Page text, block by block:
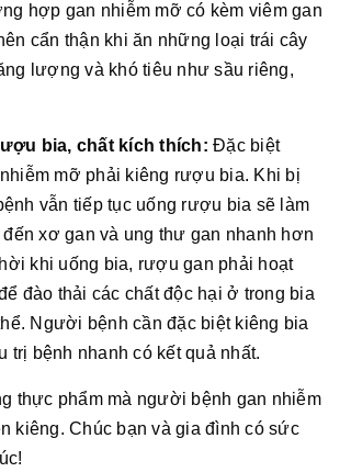
hợp gan nhiễm mỡ có kèm viêm gan
cẩn thận khi ăn những loại trái cây
lượng và khó tiêu như sầu riêng,
bia, chất kích thích: Đặc biệt
mỡ phải kiêng rượu bia. Khi bị
vẫn tiếp tục uống rượu bia sẽ làm
xơ gan và ung thư gan nhanh hơn
khi uống bia, rượu gan phải hoạt
đào thải các chất độc hại ở trong bia
Người bệnh cần đặc biệt kiêng bia
trị bệnh nhanh có kết quả nhất.
thực phẩm mà người bệnh gan nhiễm
kiêng. Chúc bạn và gia đình có sức